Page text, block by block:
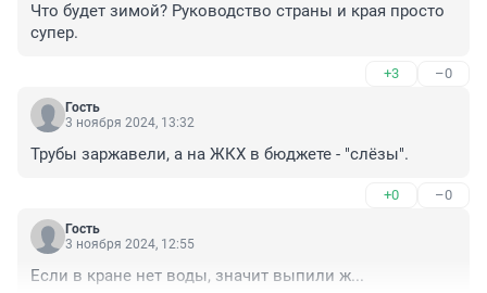
Что будет зимой? Руководство страны и края просто
супер.
+3 –0
Гость
3 ноября 2024, 13:32
Трубы заржавели, а на ЖКХ в бюджете - "слёзы".
+0 –0
Гость
3 ноября 2024, 12:55
Если в кране нет воды, значит выпили ж...